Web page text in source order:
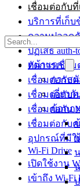
หน้าแรก
การส
เกี่ยวกั
ข้อกฎ
เชื่อมต่อกับ
บริการที่เก็
ความปลอด
ปฏิเสธ auth-
ตัดการเชื่อ
เชื่อมต่อกับ
เชื่อมต่อกับค
เชื่อมต่อกับ
เชื่อมต่อกับค
อุปกรณ์ที่มีใ
Wi-Fi Drive
เปิดใช้งาน
เข้าถึง Wi-